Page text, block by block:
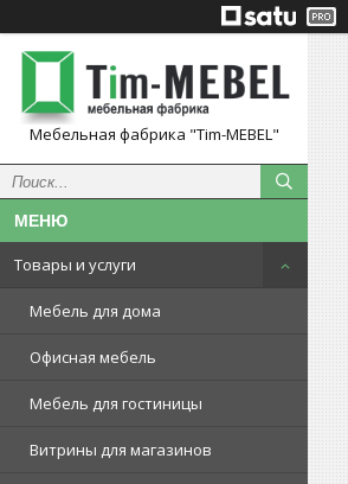
Мебельная фабрика "Tim-MEBEL"
Товары и услуги
Мебель для дома
Офисная мебель
Мебель для гостиницы
Витрины для магазинов